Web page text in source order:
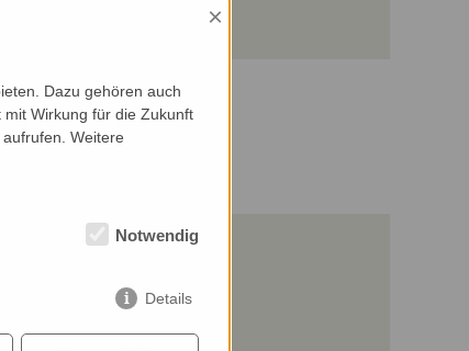
×
Dazu gehören auch
Wirkung für die Zukunft
Weitere
Notwendig
Details